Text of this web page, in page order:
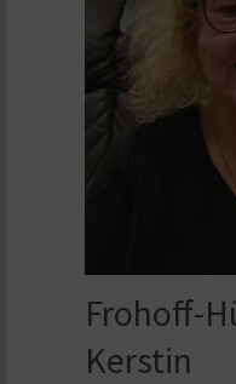
Frohoff-
Kerstin